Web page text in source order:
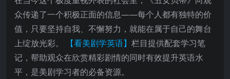
众传递了一个积极正面的信息——每个人都有独特的价
值，只要坚持自我、不懈努力，就能在属于自己的舞台
上绽放光彩。
【看美剧学英语】 栏目提供配套学习笔
记，帮助观众在欣赏精彩剧情的同时有效提升英语水
平，是美剧学习者的必备资源。